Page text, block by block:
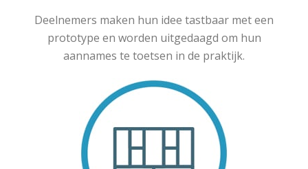
Deelnemers maken hun idee tastbaar met een
prototype en worden uitgedaagd om hun
aannames te toetsen in de praktijk.